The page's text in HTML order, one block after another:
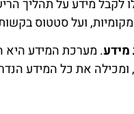
לקבל מידע על תהליך
ועל סטטוס
. מערכת המידע
ומכילה את כל המידע